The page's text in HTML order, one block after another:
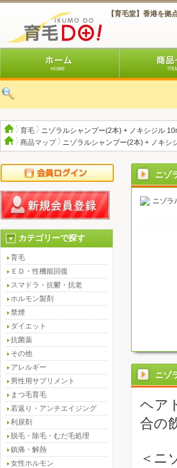
【育毛堂】香港を
育毛 ニゾラルシャンプー(2本) + ノキシジル
商品マップ ニゾラルシャンプー(2本) + ノキシ
カテゴリーで探す
育毛
ＥＤ・性機能回復
スマドラ・抗鬱・抗老
ホルモン製剤
禁煙
ダイエット
抗菌薬
その他
アレルギー
男性用サプリメント
まつ毛育毛
若返り・アンチエイジング
利尿剤
脱毛・除毛・むだ毛処理
鎮痛・解熱
女性ホルモン
ニゾ
ニゾ
ヘア
合の
＜ニ